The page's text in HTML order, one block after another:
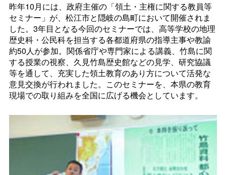
昨年10月には、政府主催の「領土・主権に関する教員等
セミナー」が、松江市と隠岐の島町において開催されま
した。3年目となる今回のセミナーでは、高等学校の地理
歴史科・公民科を担当する各都道府県の指導主事や教諭
約50人が参加。関係省庁や専門家による講義、竹島に関
する授業の視察、久見竹島歴史館などの見学、研究協議
等を通して、充実した領土教育のあり方について活発な
意見交換が行われました。このセミナーを、本県の教育
現場での取り組みを全国に広げる機会としています。